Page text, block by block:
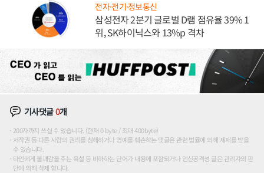
전자·전기·정보통신
삼성전자 2분기 글로벌 D램 점유율 39% 1
위, SK하이닉스와 13%p 격차
기사댓글0개
200자까지 쓰실 수 있습니다. (현재 0 byte / 최대 400byte)
저작권 등 다른 사람의 권리를 침해하거나 명예를 훼손하는 댓글은 관련 법률에 의해 제재를 받을
수 있습니다.
타인에게 불쾌감을 주는 욕설 등 비하하는 단어가 내용에 포함되거나 인신공격성 글은 관리자의 판
단에 의해 삭제 합니다.